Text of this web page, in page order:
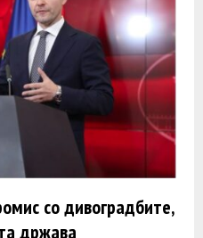
со дивоградбите,
држава